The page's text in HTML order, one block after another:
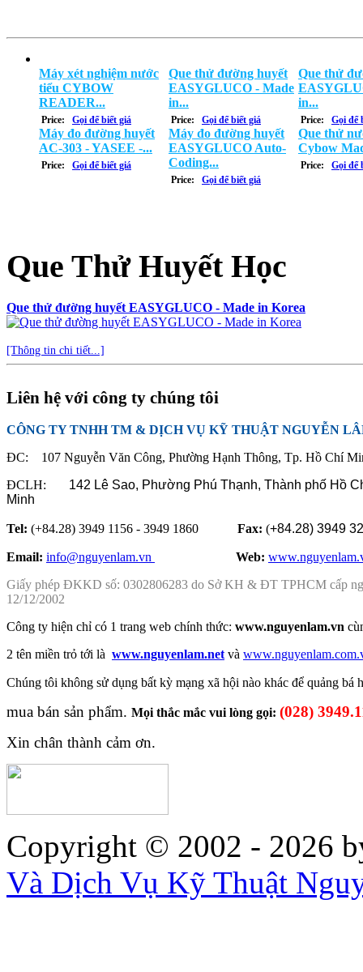
Máy xét nghiệm nước
tiểu CYBOW
READER...
Price: Gọi để biết giá
Que thử đường huyết
EASYGLUCO - Made
in...
Price: Gọi để biết giá
Que thử
in...
Price: Gọi để
Máy đo đường huyết
AC-303 - YASEE -...
Price: Gọi để biết giá
Máy đo đường huyết
EASYGLUCO Auto-
Coding...
Price: Gọi để biết giá
Que thử
Cybow
Price: Gọi để
Que Thử Huyết Học
Que thử đường huyết EASYGLUCO - Made in Korea
[Thông tin chi tiết...]
Liên hệ với công ty chúng tôi
CÔNG TY TNHH TM & DỊCH VỤ KỸ THUẬT NGUYỄN
ĐC: 107 Nguyễn Văn Công, Phường Hạnh Thông, Tp. Hồ Chí
ĐCLH: 142 Lê Sao, Phường Phú Thạnh, Thành phố Hồ
Minh
Tel: (+84.28) 3949 1156 - 3949 1860 Fax: (+84.28) 3949
Email: info@nguyenlam.vn Web:
Giấy phép ĐKKD số: 0302806283 do Sở KH & ĐT TPHCM cấp
12/12/2002
Công ty hiện chỉ có 1 trang web chính thức: www.nguyenlam.vn
2 tên miền trỏ tới là www.nguyenlam.net và
Chúng tôi không sử dụng bất kỳ mạng xã hội nào khác để quảng bá
mua bán sản phẩm. Mọi thắc mắc vui lòng gọi: (028)
Xin chân thành cảm ơn.
Copyright © 2002 - 2026
Và Dịch Vụ Kỹ Thuật